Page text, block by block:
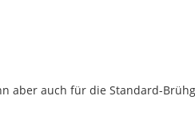
auch für die Standard-